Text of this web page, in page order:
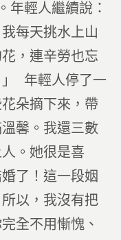
年輕人繼續說：
每天挑水上山
，連辛勞也忘
」 年輕人停了一
朵摘下來，帶
馨。我還三數
。她很是喜
了！這一段姻
以，我沒有把
全不用慚愧、